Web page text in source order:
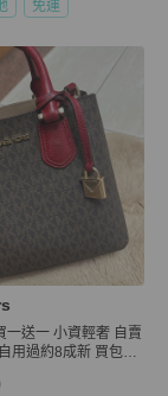
免運
一送一 小資輕奢 自賣
用過約8成新 買包包